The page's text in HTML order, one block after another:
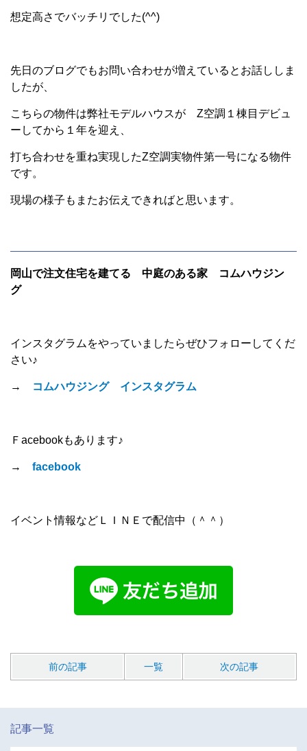
想定高さでバッチリでした(^^)
先日のブログでもお問い合わせが増えているとお話ししま
したが、
こちらの物件は弊社モデルハウスが Z空調１棟目デビュ
ーしてから１年を迎え、
打ち合わせを重ね実現したZ空調実物件第一号になる物件
です。
現場の様子もまたお伝えできればと思います。
岡山で注文住宅を建てる 中庭のある家 コムハウジン
グ
インスタグラムをやっていましたらぜひフォローしてくだ
さい♪
→ コムハウジング インスタグラム
Ｆacebookもあります♪
→ facebook
イベント情報などＬＩＮＥで配信中（＾＾）
前の記事 一覧 次の記事
記事一覧